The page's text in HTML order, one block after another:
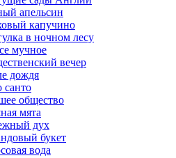
апельсин
капучино
в ночном лесу
мучное
вечер
дождя
общество
мята
дух
букет
вода